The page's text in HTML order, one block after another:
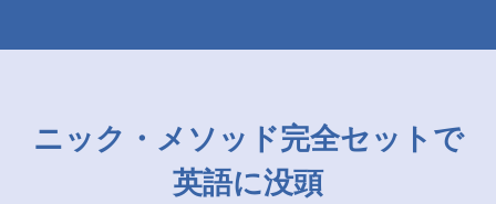
ニック・メソッド完全セットで
英語に没頭